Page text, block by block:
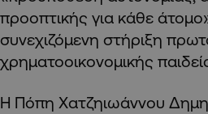
προοπτικής για κάθε
συνεχιζόμενη στήριξη
χρηματοοικονομικής
Η Πόπη Χατζηιωάννου